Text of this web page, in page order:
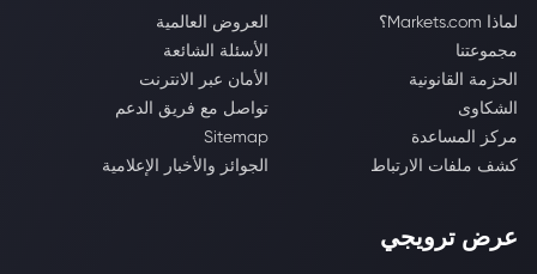
لماذا Markets.com؟
العروض العالمية
مجموعتنا
الأسئلة الشائعة
الحزمة القانونية
الأمان عبر الانترنت
الشكاوى
تواصل مع فريق الدعم
مركز المساعدة
Sitemap
كشف ملفات الارتباط
الجوائز والأخبار الإعلامية
عرض ترويجي